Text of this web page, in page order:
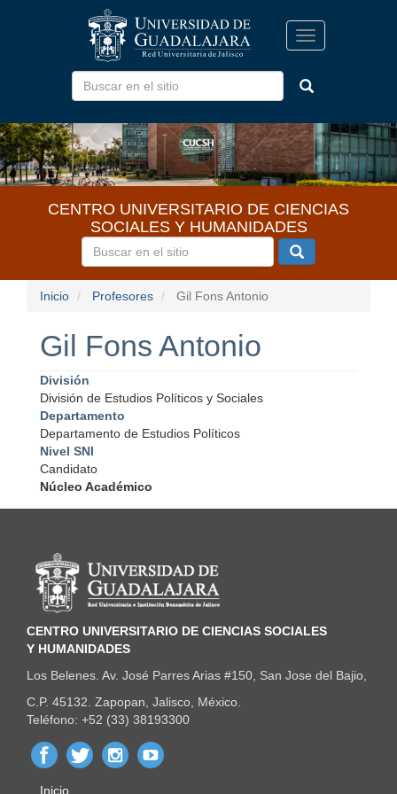
Toggle
navigation
CENTRO UNIVERSITARIO DE CIENCIAS
SOCIALES Y HUMANIDADES
Inicio Profesores Gil Fons Antonio
Gil Fons Antonio
División
División de Estudios Políticos y Sociales
Departamento
Departamento de Estudios Políticos
Nivel SNI
Candidato
Núcleo Académico
Información del portal
CENTRO UNIVERSITARIO DE CIENCIAS SOCIALES
Y HUMANIDADES
Los Belenes. Av. José Parres Arias #150, San Jose del Bajio,
C.P. 45132. Zapopan, Jalisco, México.
Teléfono: +52 (33) 38193300
Inicio